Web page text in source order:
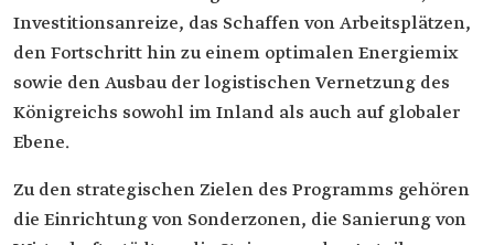
Investitionsanreize, das Schaffen von Arbeitsplätzen,
den Fortschritt hin zu einem optimalen Energiemix
sowie den Ausbau der logistischen Vernetzung des
Königreichs sowohl im Inland als auch auf globaler
Ebene.
Zu den strategischen Zielen des Programms gehören
die Einrichtung von Sonderzonen, die Sanierung von